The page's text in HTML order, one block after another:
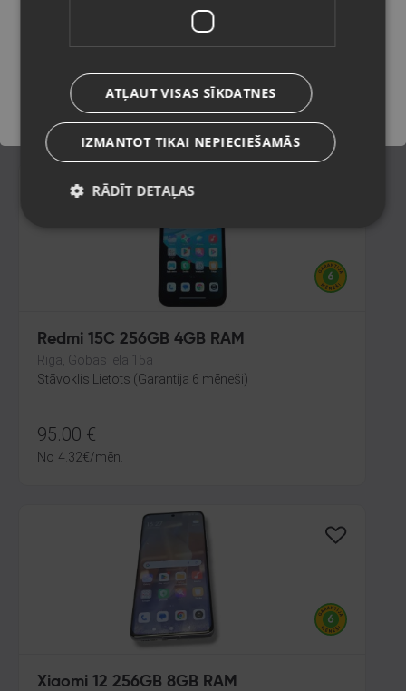
Stāvoklis Lietots (Garantija 6 mēneši)
100.00 €
4.55€/mēn.
Redmi 15C 256GB 4GB RAM
Rīga, Gobas iela 15a
Stāvoklis Lietots (Garantija 6 mēneši)
95.00 €
No 4.32€/mēn.
Xiaomi 12 256GB 8GB RAM
Saglabāt
ATĻAUT VISAS SĪKDATNES
IZMANTOT TIKAI NEPIECIEŠAMĀS
RĀDĪT DETAĻAS